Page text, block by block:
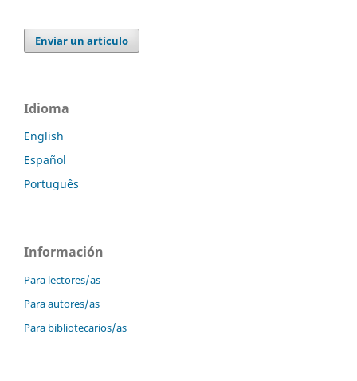
Enviar un artículo
Idioma
English
Español
Português
Información
Para lectores/as
Para autores/as
Para bibliotecarios/as